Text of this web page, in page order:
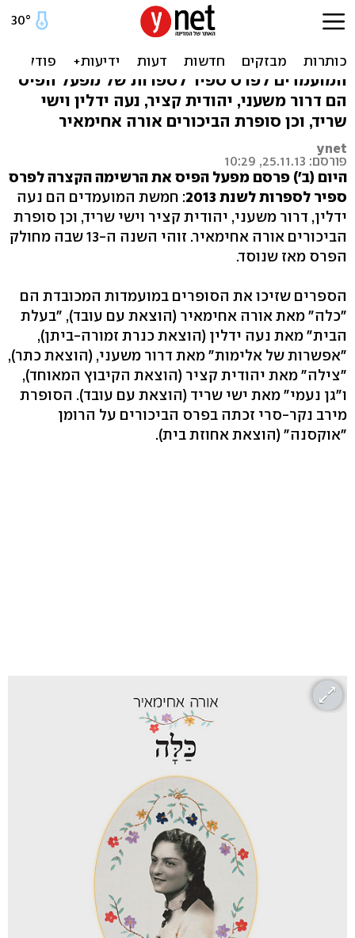
דרור משעני ויהודית קציר
מועמדים לספיר
המועמדים לפרס ספיר לספרות של מפעל הפיס
הם דרור משעני, יהודית קציר, נעה ידלין וישי
שריד, וכן סופרת הביכורים אורה אחימאיר
ynet
פורסם: 25.11.13, 10:29
היום (ב') פרסם מפעל הפיס את הרשימה הקצרה לפרס
ספיר לספרות לשנת 2013
: חמשת המועמדים הם נעה
ידלין, דרור משעני, יהודית קציר וישי שריד, וכן סופרת
הביכורים אורה אחימאיר. זוהי השנה ה-13 שבה מחולק
הפרס מאז שנוסד.
הספרים שזיכו את הסופרים במועמדות המכובדת הם
"כלה" מאת אורה אחימאיר (הוצאת עם עובד), "בעלת
הבית" מאת נעה ידלין (הוצאת כנרת זמורה-ביתן),
"אפשרות של אלימות" מאת דרור משעני, (הוצאת כתר),
"צילה" מאת יהודית קציר (הוצאת הקיבוץ המאוחד),
ו"גן נעמי" מאת ישי שריד (הוצאת עם עובד). הסופרת
מירב נקר-סרי זכתה בפרס הביכורים על הרומן
"אוקסנה" (הוצאת אחוזת בית).